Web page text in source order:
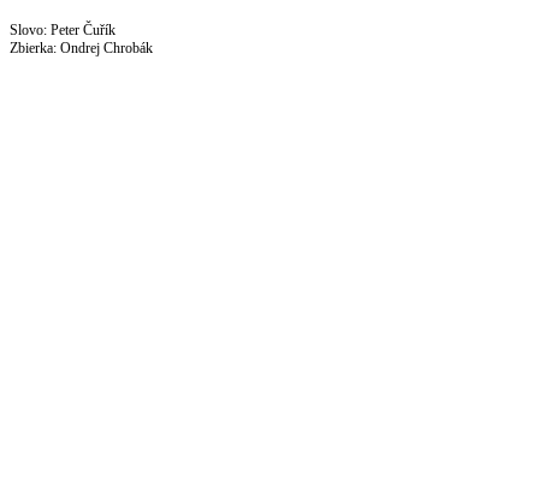
Slovo: Peter Čuřík
Zbierka: Ondrej Chrobák